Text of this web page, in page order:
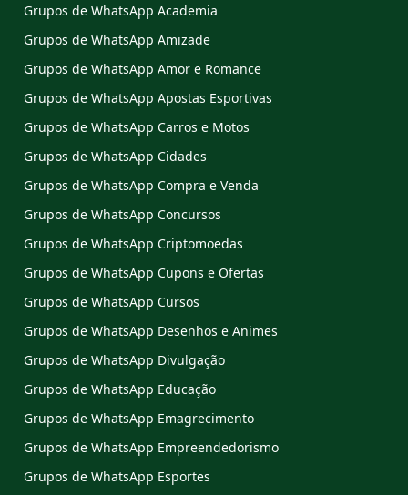
Grupos de WhatsApp Academia
Grupos de WhatsApp Amizade
Grupos de WhatsApp Amor e Romance
Grupos de WhatsApp Apostas Esportivas
Grupos de WhatsApp Carros e Motos
Grupos de WhatsApp Cidades
Grupos de WhatsApp Compra e Venda
Grupos de WhatsApp Concursos
Grupos de WhatsApp Criptomoedas
Grupos de WhatsApp Cupons e Ofertas
Grupos de WhatsApp Cursos
Grupos de WhatsApp Desenhos e Animes
Grupos de WhatsApp Divulgação
Grupos de WhatsApp Educação
Grupos de WhatsApp Emagrecimento
Grupos de WhatsApp Empreendedorismo
Grupos de WhatsApp Esportes